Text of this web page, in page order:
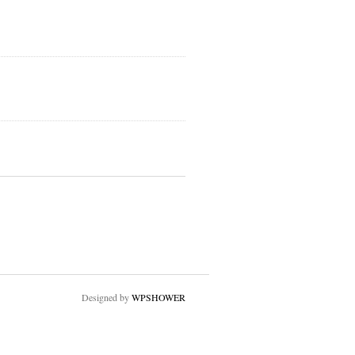
Designed byWPSHOWER